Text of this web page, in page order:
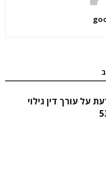
על עורך דין גילוי